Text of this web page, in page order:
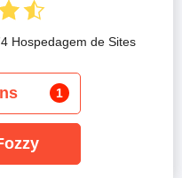
Hospedagem de Sites
1